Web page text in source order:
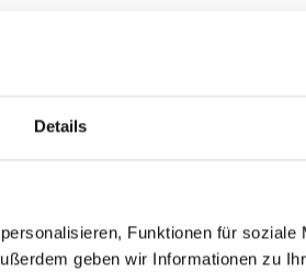
Details
Funktionen für soziale
geben wir Informationen zu